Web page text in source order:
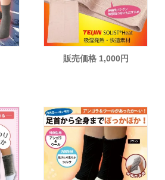
販売価格 1,000円